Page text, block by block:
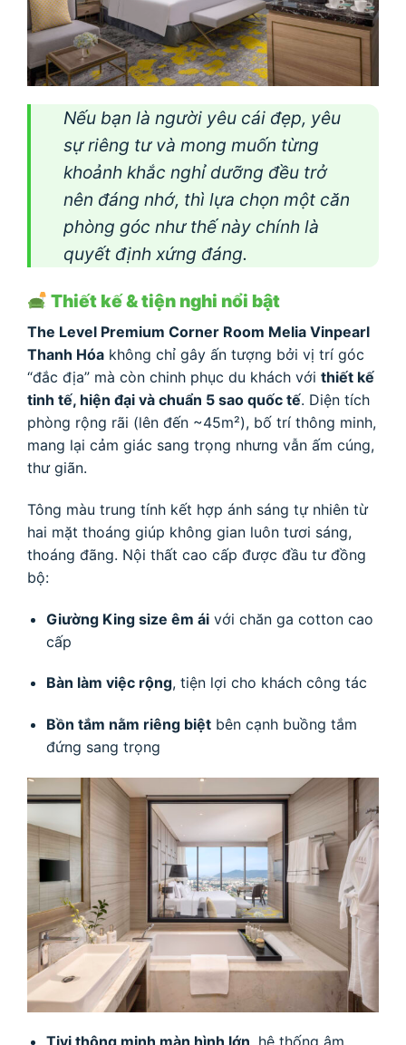
Nếu bạn là người yêu cái đẹp, yêu
sự riêng tư và mong muốn từng
khoảnh khắc nghỉ dưỡng đều trở
nên đáng nhớ, thì lựa chọn một căn
phòng góc như thế này chính là
quyết định xứng đáng.
Thiết kế & tiện nghi nổi bật
The Level Premium Corner Room Melia Vinpearl
Thanh Hóa không chỉ gây ấn tượng bởi vị trí góc
“đắc địa” mà còn chinh phục du khách với thiết kế
tinh tế, hiện đại và chuẩn 5 sao quốc tế. Diện tích
phòng rộng rãi (lên đến ~45m²), bố trí thông minh,
mang lại cảm giác sang trọng nhưng vẫn ấm cúng,
thư giãn.
Tông màu trung tính kết hợp ánh sáng tự nhiên từ
hai mặt thoáng giúp không gian luôn tươi sáng,
thoáng đãng. Nội thất cao cấp được đầu tư đồng
bộ:
Giường King size êm áivới chăn ga cotton cao
cấp
Bàn làm việc rộng, tiện lợi cho khách công tác
Bồn tắm nằm riêng biệtbên cạnh buồng tắm
đứng sang trọng